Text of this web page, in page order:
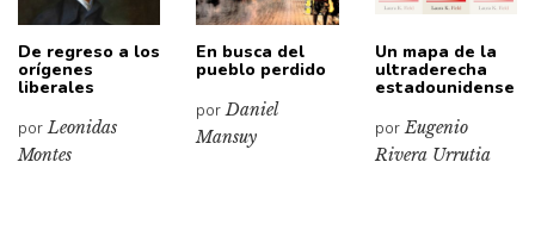
De regreso a los
orígenes
liberales
porLeonidas
Montes
En busca del
pueblo perdido
porDaniel
Mansuy
Un mapa de la
ultraderecha
estadounidense
porEugenio
Rivera Urrutia